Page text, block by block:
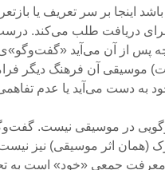
اینجا بر سر تعریف یا
دریافت طلب می‌کند. درست
آنچه پس از آن می‌آید
موسیقی آن فرهنگ دیگر
به دست می‌آید یا عدم
در موسیقی نیست.
(همان اثر موسیقی) نیز
معرفت جمعی «خود» است به